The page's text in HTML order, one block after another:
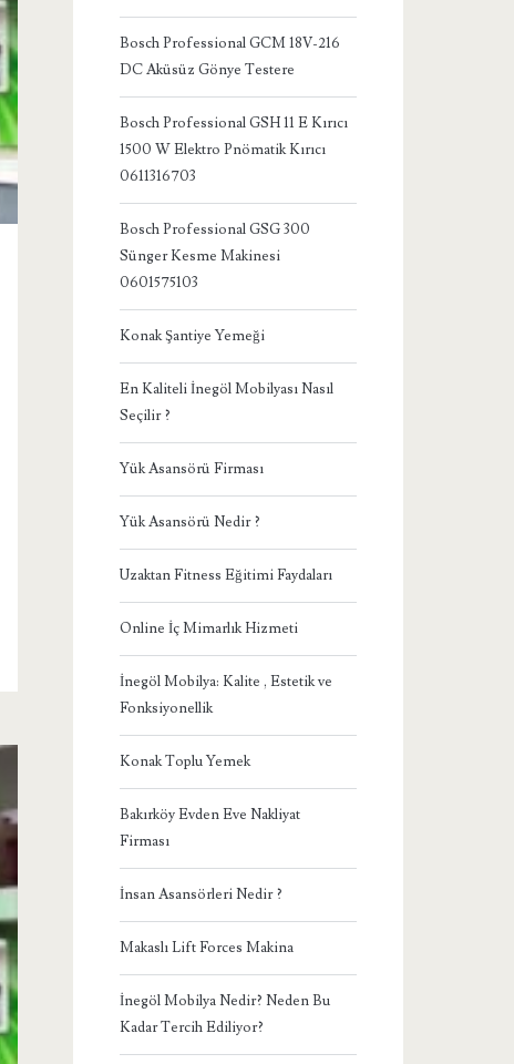
Bosch Professional GCM 18V-216
DC Aküsüz Gönye Testere
Bosch Professional GSH 11 E Kırıcı
1500 W Elektro Pnömatik Kırıcı
0611316703
Bosch Professional GSG 300
Sünger Kesme Makinesi
0601575103
Konak Şantiye Yemeği
En Kaliteli İnegöl Mobilyası Nasıl
Seçilir ?
Yük Asansörü Firması
Yük Asansörü Nedir ?
Uzaktan Fitness Eğitimi Faydaları
Online İç Mimarlık Hizmeti
İnegöl Mobilya: Kalite , Estetik ve
Fonksiyonellik
Konak Toplu Yemek
Bakırköy Evden Eve Nakliyat
Firması
İnsan Asansörleri Nedir ?
Makaslı Lift Forces Makina
İnegöl Mobilya Nedir? Neden Bu
Kadar Tercih Ediliyor?